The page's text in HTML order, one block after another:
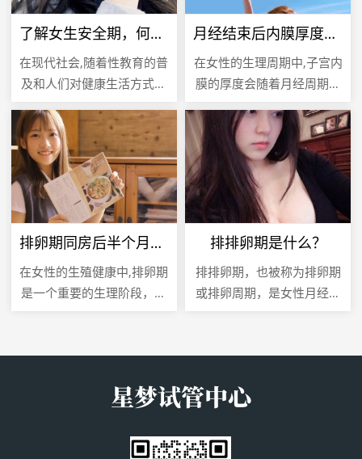
了解女生安全期，何时是安全期以及如何计算
在现代社会,随着性教育的普
及和人们对健康生活方式的
注女性生理周期中的“安全
期”，安全期，又称为非排卵
期，...
月经结束后内膜厚度的正常范围
在女性的生理周期中,子宫内
膜的厚度会随着月经周期的
后子宫内膜的正常厚度对于
评估生殖健康和诊断相关疾
病至关...
排卵期同房后半个月出现褐色分泌物，原因、症状与应对策略
在女性的生殖健康中,排卵期
是一个重要的生理阶段，它
后半个月可能会遇到一些不
排排卵期是什么？
排排卵期，也被称为排卵期
或排卵周期，是女性月经周
释放一个成熟的卵子，准备